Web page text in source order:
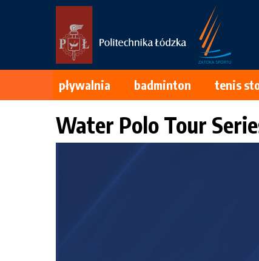
pływalnia badminton tenis
Water Polo Tour